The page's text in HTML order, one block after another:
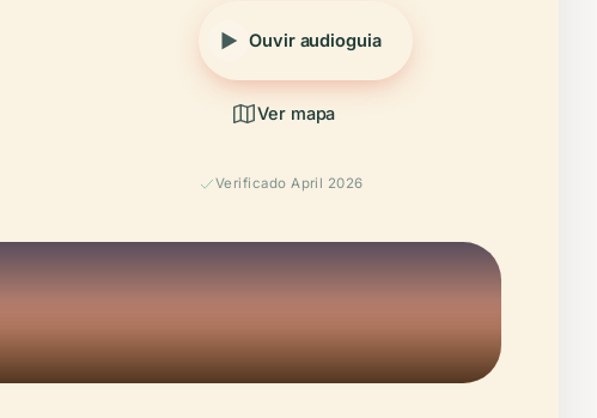
Ouvir audioguia
Ver mapa
Verificado April 2026